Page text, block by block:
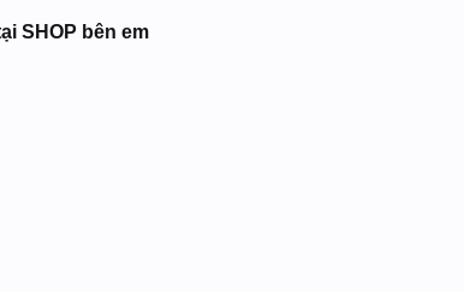
SHOP bên em